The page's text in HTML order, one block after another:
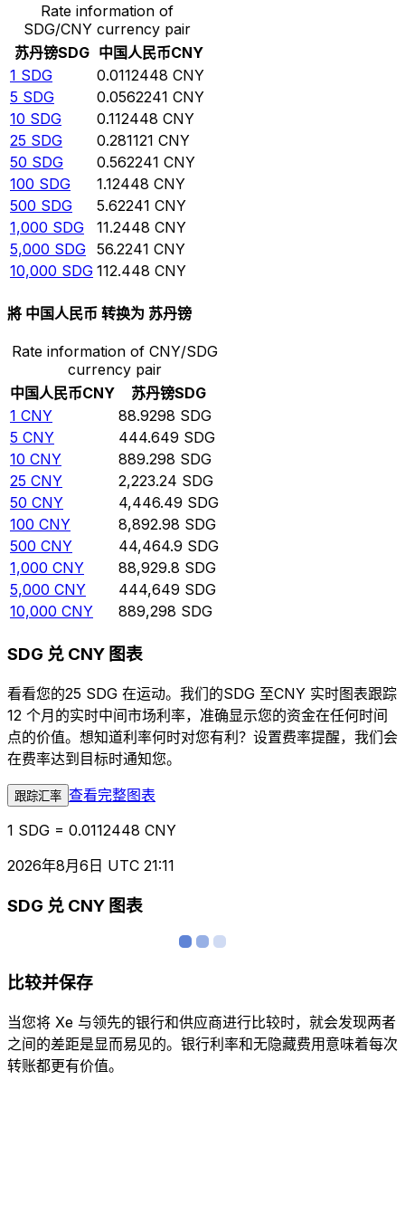
Rate information of
SDG/CNY currency pair
苏丹镑SDG 中国人民币CNY
1 SDG 0.0112448 CNY
5 SDG 0.0562241 CNY
10 SDG 0.112448 CNY
25 SDG 0.281121 CNY
50 SDG 0.562241 CNY
100 SDG 1.12448 CNY
500 SDG 5.62241 CNY
1,000 SDG 11.2448 CNY
5,000 SDG 56.2241 CNY
10,000 SDG 112.448 CNY
將 中国人民币 转换为 苏丹镑
Rate information of CNY/SDG
currency pair
中国人民币CNY 苏丹镑SDG
1 CNY 88.9298 SDG
5 CNY 444.649 SDG
10 CNY 889.298 SDG
25 CNY 2,223.24 SDG
50 CNY 4,446.49 SDG
100 CNY 8,892.98 SDG
500 CNY 44,464.9 SDG
1,000 CNY 88,929.8 SDG
5,000 CNY 444,649 SDG
10,000 CNY 889,298 SDG
SDG 兑 CNY 图表
看看您的25 SDG 在运动。我们的SDG 至CNY 实时图表跟踪
12 个月的实时中间市场利率，准确显示您的资金在任何时间
点的价值。想知道利率何时对您有利？设置费率提醒，我们会
在费率达到目标时通知您。
跟踪汇率 查看完整图表
1 SDG = 0.0112448 CNY
2026年8月6日 UTC 21:11
SDG 兑 CNY 图表
比较并保存
当您将 Xe 与领先的银行和供应商进行比较时，就会发现两者
之间的差距是显而易见的。银行利率和无隐藏费用意味着每次
转账都更有价值。